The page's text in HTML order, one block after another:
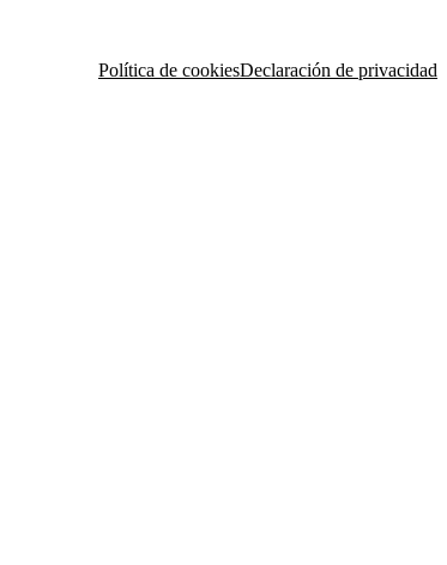
Política de cookiesDeclaración de privacidad